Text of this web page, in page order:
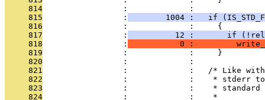
     814
                 :             :
     815
                 :
1004 :   if
     816
                 :             :     {
     817
                 :
12 :       if
     818
                 :
0 :
     819
                 :             :     }
     820
                 :             :
     821
:             :   /* Like
     822
:             :    * stderr
     823
:             :    * standard
     824
                 :             :    *